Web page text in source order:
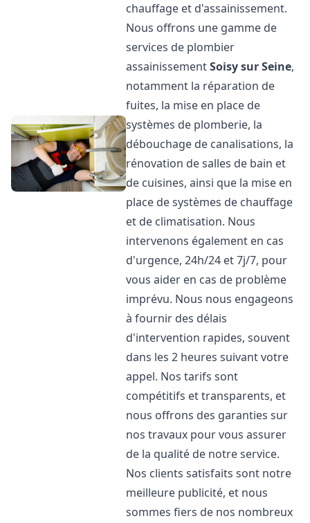
chauffage et d'assainissement.
Nous offrons une gamme de
services de plombier
assainissementSoisy sur Seine,
notamment la réparation de
fuites, la mise en place de
systèmes de plomberie, la
débouchage de canalisations, la
rénovation de salles de bain et
de cuisines, ainsi que la mise en
place de systèmes de chauffage
et de climatisation. Nous
intervenons également en cas
d'urgence, 24h/24 et 7j/7, pour
vous aider en cas de problème
imprévu. Nous nous engageons
à fournir des délais
d'intervention rapides, souvent
dans les 2 heures suivant votre
appel. Nos tarifs sont
compétitifs et transparents, et
nous offrons des garanties sur
nos travaux pour vous assurer
de la qualité de notre service.
Nos clients satisfaits sont notre
meilleure publicité, et nous
sommes fiers de nos nombreux